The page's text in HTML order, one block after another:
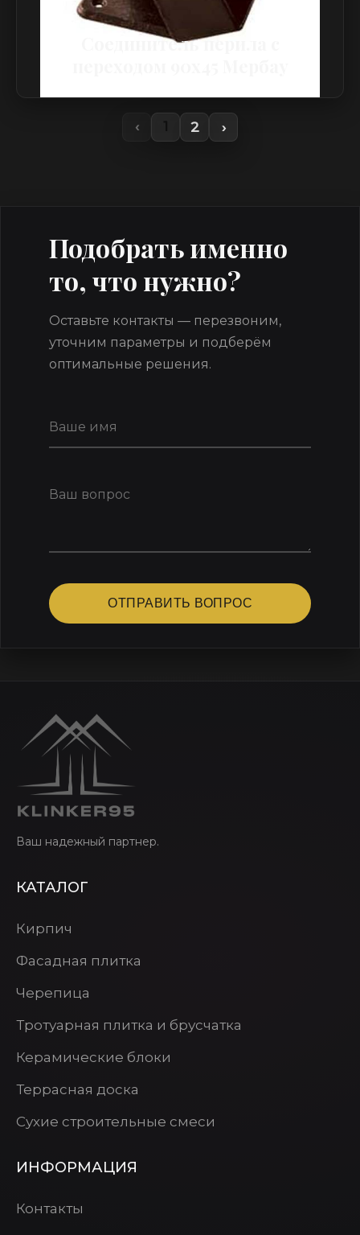
Соединитель перила с
‹ 2 ›
Подобрать именно
то, что нужно?
Оставьте контакты — перезвоним,
уточним параметры и подберём
оптимальные решения.
ОТПРАВИТЬ ВОПРОС
Ваш надежный партнер.
КАТАЛОГ
Кирпич
Фасадная плитка
Черепица
Тротуарная плитка и брусчатка
Керамические блоки
Террасная доска
Сухие строительные смеси
ИНФОРМАЦИЯ
Контакты